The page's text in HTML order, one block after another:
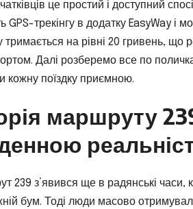
це простий і доступний
GPS-трекінгу в додатку EasyWay
тримається на рівні 20 гривень, що
Далі розберемо все по
кожну поїздку приємною.
маршруту
239 з’явився ще в радянські часи,
бум. Тоді люди масово